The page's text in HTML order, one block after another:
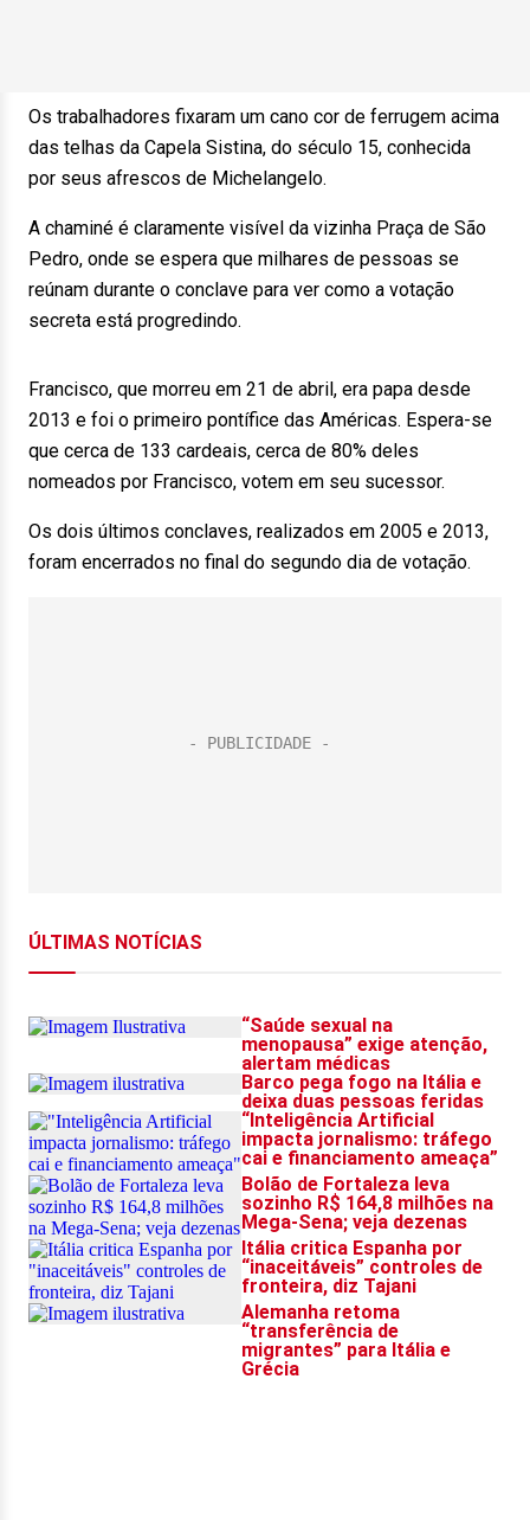
Os trabalhadores fixaram um cano cor de ferrugem acima
das telhas da Capela Sistina, do século 15, conhecida
por seus afrescos de Michelangelo.
A chaminé é claramente visível da vizinha Praça de São
Pedro, onde se espera que milhares de pessoas se
reúnam durante o conclave para ver como a votação
secreta está progredindo.
Francisco, que morreu em 21 de abril, era papa desde
2013 e foi o primeiro pontífice das Américas. Espera-se
que cerca de 133 cardeais, cerca de 80% deles
nomeados por Francisco, votem em seu sucessor.
Os dois últimos conclaves, realizados em 2005 e 2013,
foram encerrados no final do segundo dia de votação.